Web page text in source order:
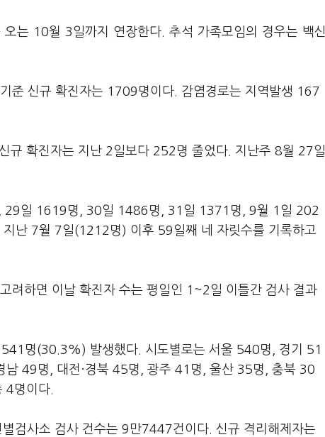
는 10월 3일까지 연장한다. 추석 가족모임의 경우는 백신
준 신규 확진자는 1709명이다. 감염경로는 지역발생 167
규 확진자는 지난 2일보다 252명 줄었다. 지난주 8월 27일
29일 1619명, 30일 1486명, 31일 1371명, 9월 1일 202
난 7월 7일(1212명) 이후 59일째 네 자릿수를 기록하고
려하면 이날 확진자 수는 평일인 1~2일 이틀간 검사 결과
명(30.3%) 발생했다. 시도별로는 서울 540명, 경기 51
49명, 대전·경북 45명, 광주 41명, 울산 35명, 충북 30
명이다.
검사소 검사 건수는 9만7447건이다. 신규 격리해제자는